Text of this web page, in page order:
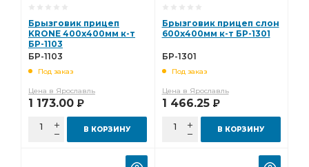
Брызговик прицеп
KRONE 400х400мм к-т
БР-1103
БР-1103
Под заказ
Цена в Ярославль
1 173.00 Р
В КОРЗИНУ
Брызговик прицеп слон
600х400мм к-т БР-1301
БР-1301
Под заказ
Цена в Ярославль
1 466.25 Р
В КОРЗИНУ